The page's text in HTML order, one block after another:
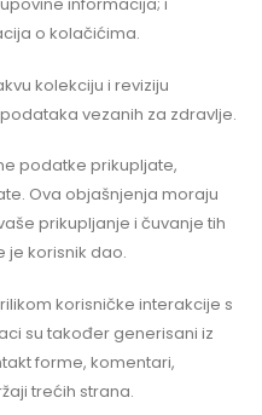
o kolačićima.
kolekciju i reviziju
vezanih za zdravlje.
podatke prikupljate,
Ova objašnjenja moraju
prikupljanje i čuvanje tih
je korisnik dao.
korisničke interakcije s
su također generisani iz
forme, komentari,
trećih strana.